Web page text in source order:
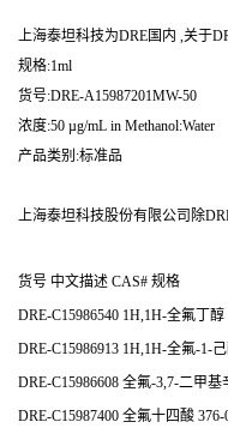
上海泰坦科技为DRE国内 ,关于
规格:1ml
货号:DRE-A15987201MW-50
浓度:50 µg/mL in Methanol:Water
产品类别:标准品
上海泰坦科技股份有限公司除
货号 中文描述 CAS# 规格
DRE-C15986540 1H,1H-全氟丁醇
DRE-C15986913 1H,1H-全氟-1-
DRE-C15986608 全氟-3,7-二甲基
DRE-C15987400 全氟十四酸 376-